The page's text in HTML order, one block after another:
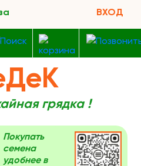
ВХОД
грядка !
Покупать
семена
удобнее в